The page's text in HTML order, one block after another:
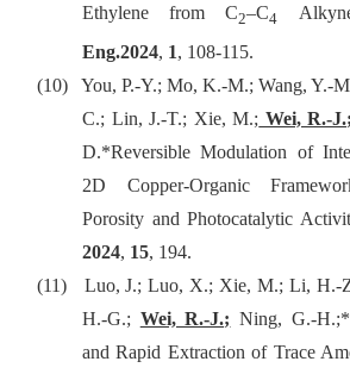
Ethylene from C2–C4
Eng.2024, 1, 108-115.
(10)
You, P.-Y.; Mo, K.-M.; Wang, Y.-
C.; Lin, J.-T.; Xie, M.; Wei, R.-J.;
D.*Reversible Modulation of
2D Copper-Organic
Porosity and Photocatalytic
2024, 15, 194.
(11)
Luo, J.; Luo, X.; Xie, M.; Li, H.-
H.-G.; Wei, R.-J.; Ning, G.-
and Rapid Extraction of Trace